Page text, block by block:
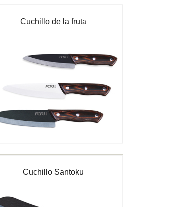
Cuchillo de la fruta
Cuchillo Santoku